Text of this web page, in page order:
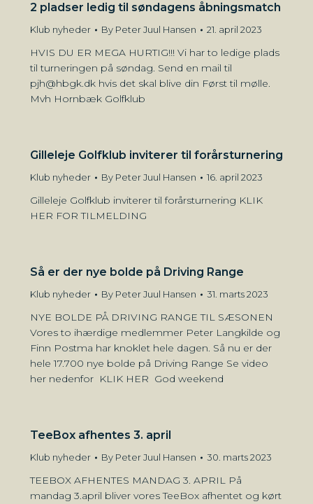
2 pladser ledig til søndagens åbningsmatch
Klub nyheder By Peter Juul Hansen 21. april 2023
HVIS DU ER MEGA HURTIG!!! Vi har to ledige plads
til turneringen på søndag. Send en mail til
pjh@hbgk.dk hvis det skal blive din Først til mølle.
Mvh Hornbæk Golfklub
Gilleleje Golfklub inviterer til forårsturnering
Klub nyheder By Peter Juul Hansen 16. april 2023
Gilleleje Golfklub inviterer til forårsturnering KLIK
HER FOR TILMELDING
Så er der nye bolde på Driving Range
Klub nyheder By Peter Juul Hansen 31. marts 2023
NYE BOLDE PÅ DRIVING RANGE TIL SÆSONEN
Vores to ihærdige medlemmer Peter Langkilde og
Finn Postma har knoklet hele dagen. Så nu er der
hele 17.700 nye bolde på Driving Range Se video
her nedenfor KLIK HER God weekend
TeeBox afhentes 3. april
Klub nyheder By Peter Juul Hansen 30. marts 2023
TEEBOX AFHENTES MANDAG 3. APRIL På
mandag 3.april bliver vores TeeBox afhentet og kørt